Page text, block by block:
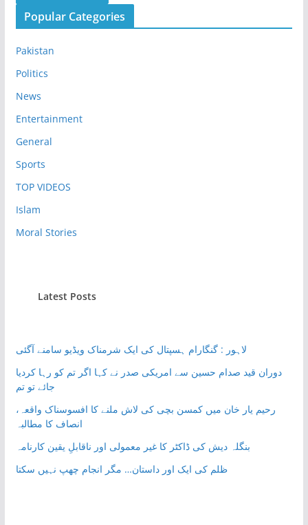
Popular Categories
Pakistan
Politics
News
Entertainment
General
Sports
TOP VIDEOS
Islam
Moral Stories
Latest Posts
لاہور : گنگارام ہسپتال کی ایک شرمناک ویڈیو سامنے آگئی
دوران قید صدام حسین سے امریکی صدر نے کہا اگر تم کو رہا کردیا
جائے تو تم
رحیم یار خان میں کمسن بچی کی لاش ملنے کا افسوسناک واقعہ،
انصاف کا مطالبہ
بنگلہ دیش کی ڈاکٹر کا غیر معمولی اور ناقابلِ یقین کارنامہ
ظلم کی ایک اور داستان… مگر انجام چھپ نہیں سکتا